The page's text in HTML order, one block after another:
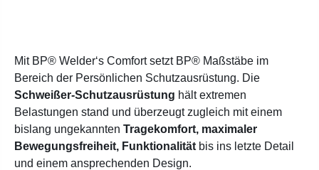
Mit BP® Welder‘s Comfort setzt BP® Maßstäbe im
Bereich der Persönlichen Schutzausrüstung. Die
Schweißer-Schutzausrüstung hält extremen
Belastungen stand und überzeugt zugleich mit einem
bislang ungekannten Tragekomfort, maximaler
Bewegungsfreiheit, Funktionalität bis ins letzte Detail
und einem ansprechenden Design.